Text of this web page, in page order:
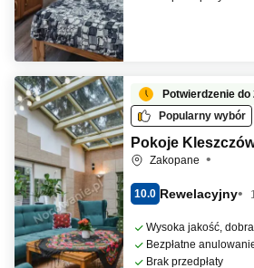
Potwierdzenie do
Popularny wybór
Pokoje
Zakopane
10.0 Rewelacyjny
Wysoka jakość,
Bezpłatne
Brak przedpłaty